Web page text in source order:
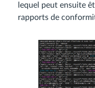
lequel peut ensuite
rapports de